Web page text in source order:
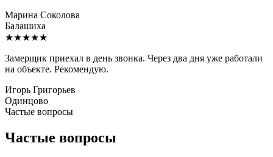
Марина Соколова
Балашиха
★★★★★
Замерщик приехал в день звонка. Через два дня уже работали
на объекте. Рекомендую.
Игорь Григорьев
Одинцово
Частые вопросы
Частые вопросы